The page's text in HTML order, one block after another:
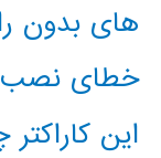
های بدون
خطای نصب
این کاراکتر